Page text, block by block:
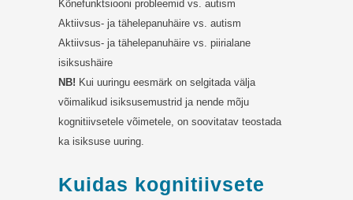
Kõnefunktsiooni probleemid vs. autism
Aktiivsus- ja tähelepanuhäire vs. autism
Aktiivsus- ja tähelepanuhäire vs. piirialane
isiksushäire
NB! Kui uuringu eesmärk on selgitada välja
võimalikud isiksusemustrid ja nende mõju
kognitiivsetele võimetele, on soovitatav teostada
ka isiksuse uuring.
Kuidas kognitiivsete